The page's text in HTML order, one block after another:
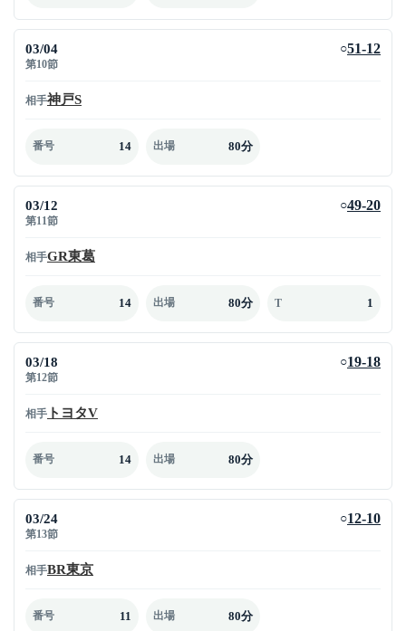
03/04
第10節
○51-12
相手神戸S
番号 14 出場 80分
03/12
第11節
○49-20
相手GR東葛
番号 14 出場 80分 T 1
03/18
第12節
○19-18
相手 トヨタV
番号 14 出場 80分
03/24
第13節
○12-10
相手BR東京
番号 11 出場 80分